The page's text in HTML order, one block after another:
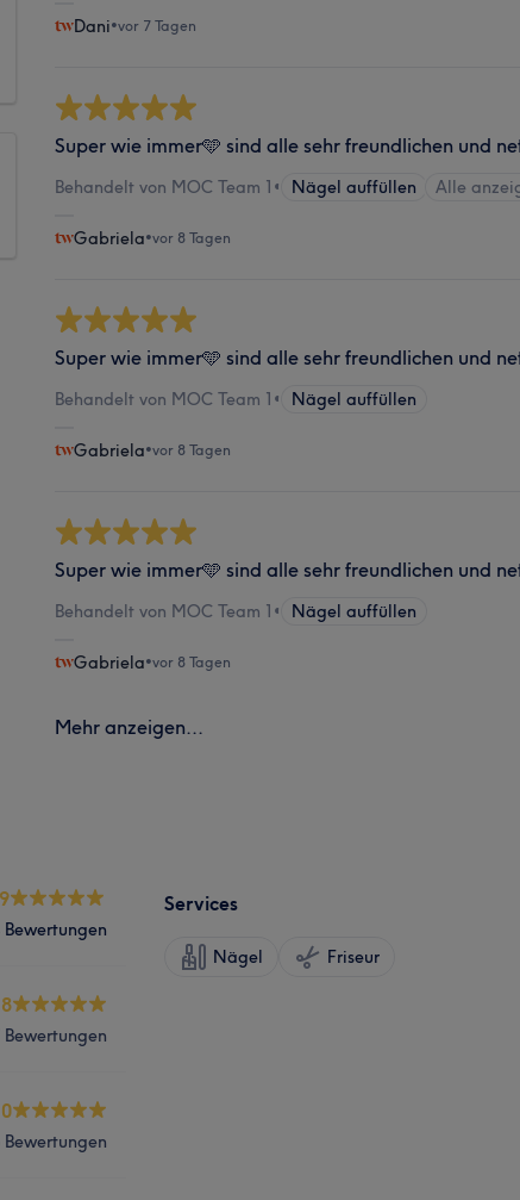
Dani•vor 7 Tagen
Super wie immer🩵 sind alle sehr freundlichen und
Behandelt von MOC Team 1 • Nägel auffüllen Alle
Gabriela•vor 8 Tagen
Super wie immer🩵 sind alle sehr freundlichen und
Behandelt von MOC Team 1 • Nägel auffüllen
Gabriela•vor 8 Tagen
Super wie immer🩵 sind alle sehr freundlichen und
Behandelt von MOC Team 1 • Nägel auffüllen
Gabriela•vor 8 Tagen
Mehr anzeigen...
Bewertungen
Bewertungen
Bewertungen
Services
Nägel Friseur